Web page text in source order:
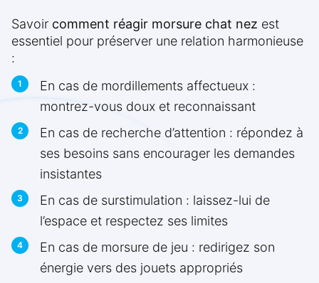
Savoir comment réagir morsure chat nez est
essentiel pour préserver une relation harmonieuse
:
En cas de mordillements affectueux :
montrez-vous doux et reconnaissant
En cas de recherche d’attention : répondez à
ses besoins sans encourager les demandes
insistantes
En cas de surstimulation : laissez-lui de
l’espace et respectez ses limites
En cas de morsure de jeu : redirigez son
énergie vers des jouets appropriés